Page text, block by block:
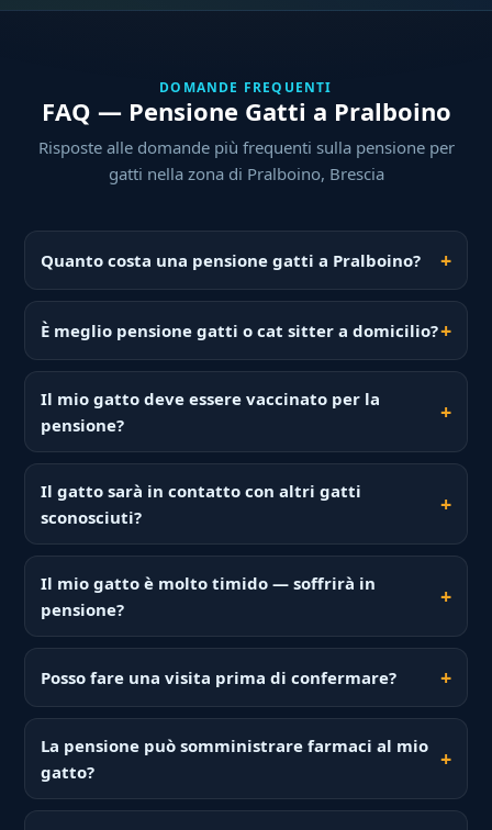
DOMANDE FREQUENTI
FAQ — Pensione Gatti a Pralboino
Risposte alle domande più frequenti sulla pensione per
gatti nella zona di Pralboino, Brescia
Quanto costa una pensione gatti a Pralboino?
È meglio pensione gatti o cat sitter a domicilio?
Il mio gatto deve essere vaccinato per la
pensione?
Il gatto sarà in contatto con altri gatti
sconosciuti?
Il mio gatto è molto timido — soffrirà in
pensione?
Posso fare una visita prima di confermare?
La pensione può somministrare farmaci al mio
gatto?